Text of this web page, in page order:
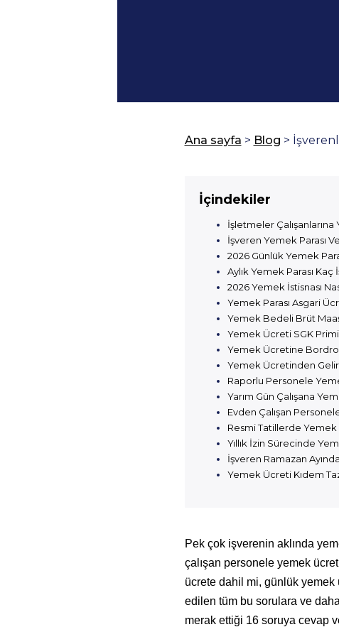
Ana sayfa > Blog >
İçindekiler
İşletmeler
İşveren Yemek Parası
2026 Günlük Yemek
Aylık Yemek Parası
2026 Yemek İstisnası
Yemek Parası Asgari
Yemek Bedeli Brüt
Yemek Ücreti SGK
Yemek Ücretine
Yemek Ücretinden Gelir
Raporlu Personele
Yarım Gün Çalışana
Evden Çalışan
Resmi Tatillerde Yemek
Yıllık İzin Sürecinde
İşveren Ramazan
Yemek Ücreti Kıdem
Pek çok işverenin aklında
çalışan personele yemek
ücrete dahil mi, günlük yemek
edilen tüm bu sorulara ve
merak ettiği 16 soruya cevap